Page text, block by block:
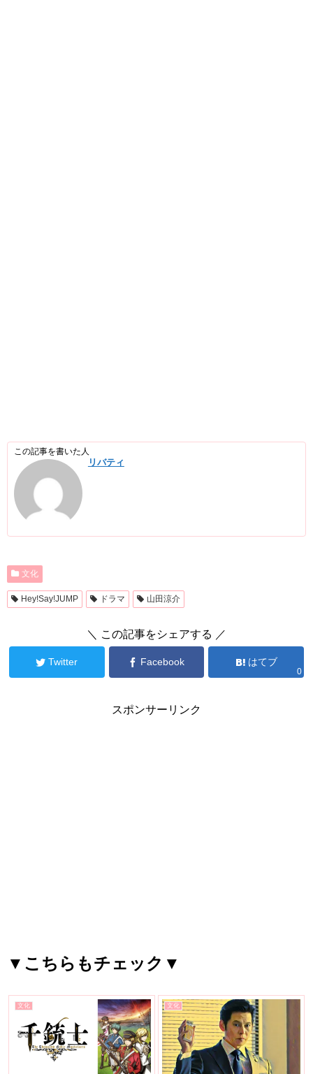
この記事を書いた人
リバティ
文化
Hey!Say!JUMP ドラマ 山田涼介
＼ この記事をシェアする ／
Twitter Facebook はてブ
0
スポンサーリンク
▼こちらもチェック▼
文化 文化